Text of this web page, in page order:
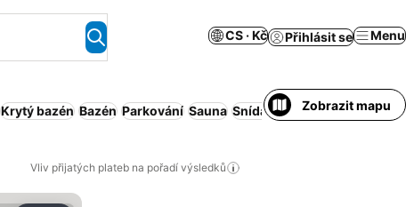
CS · Kč Přihlásit se Menu
Krytý bazén Bazén Parkování Sauna Snídaně v ceně Wellness
Zobrazit mapu
Vliv přijatých plateb na pořadí výsledků